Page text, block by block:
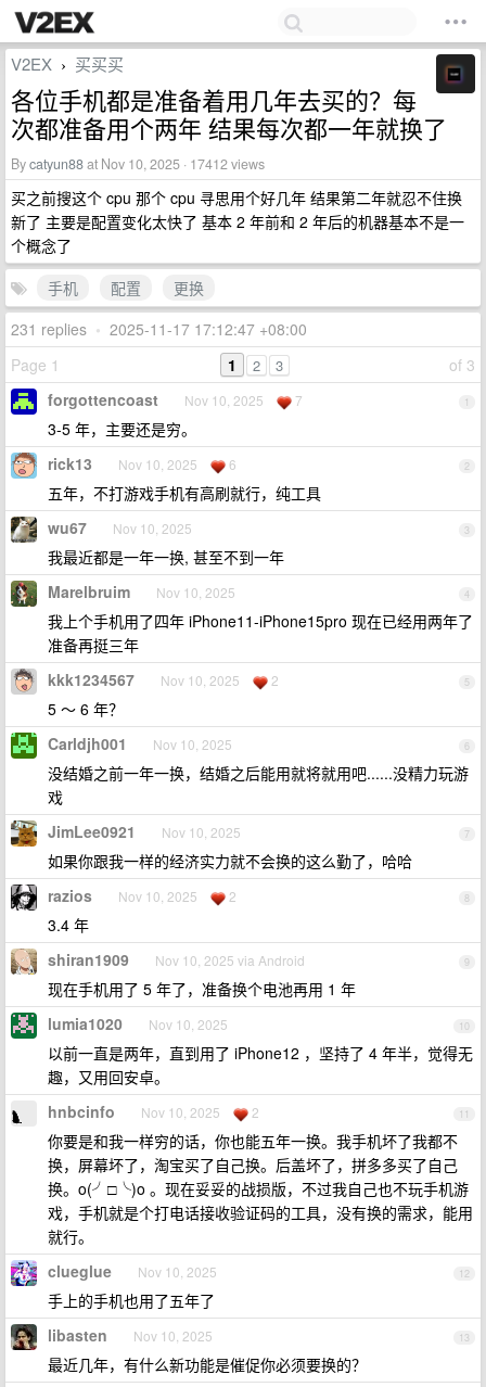
V2EX › 买买买
各位手机都是准备着用几年去买的？每
次都准备用个两年 结果每次都一年就换了
Bycatyun88at Nov 10, 2025 · 17412 views
买之前搜这个 cpu 那个 cpu 寻思用个好几年 结果第二年就忍不住换
新了 主要是配置变化太快了 基本 2 年前和 2 年后的机器基本不是一
个概念了
手机
配置
更换
231 replies • 2025-11-17 17:12:47 +08:00
Page 1
of 3
1 2 3
1
forgottencoast Nov 10, 2025 7
3-5 年，主要还是穷。
2
rick13 Nov 10, 2025 6
五年，不打游戏手机有高刷就行，纯工具
3
wu67 Nov 10, 2025
我最近都是一年一换, 甚至不到一年
4
Marelbruim Nov 10, 2025
我上个手机用了四年 iPhone11-iPhone15pro 现在已经用两年了
准备再挺三年
5
kkk1234567 Nov 10, 2025 2
5 ～ 6 年？
6
Carldjh001 Nov 10, 2025
没结婚之前一年一换，结婚之后能用就将就用吧......没精力玩游
戏
7
JimLee0921 Nov 10, 2025
如果你跟我一样的经济实力就不会换的这么勤了，哈哈
8
razios Nov 10, 2025 2
3.4 年
9
shiran1909 Nov 10, 2025 via Android
现在手机用了 5 年了，准备换个电池再用 1 年
10
lumia1020 Nov 10, 2025
以前一直是两年，直到用了 iPhone12 ，坚持了 4 年半，觉得无
趣，又用回安卓。
11
hnbcinfo Nov 10, 2025 2
你要是和我一样穷的话，你也能五年一换。我手机坏了我都不
换，屏幕坏了，淘宝买了自己换。后盖坏了，拼多多买了自己
换。o(╯□╰)o 。现在妥妥的战损版，不过我自己也不玩手机游
戏，手机就是个打电话接收验证码的工具，没有换的需求，能用
就行。
12
clueglue Nov 10, 2025
手上的手机也用了五年了
13
libasten Nov 10, 2025
最近几年，有什么新功能是催促你必须要换的？